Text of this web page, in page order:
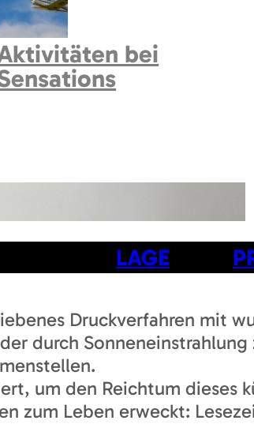
bei
LAGE
Druckverfahren mit
durch
um den Reichtum dieses
zum Leben erweckt: